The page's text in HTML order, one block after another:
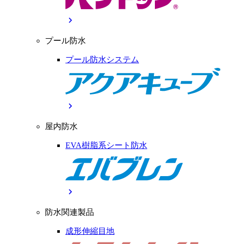
chevron_right
プール防水
プール防水システム
chevron_right
屋内防水
EVA樹脂系シート防水
chevron_right
防水関連製品
成形伸縮目地